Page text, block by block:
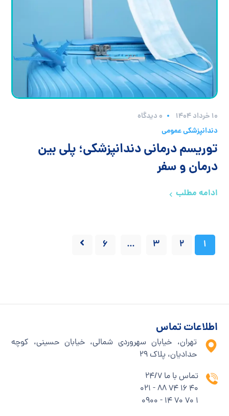
۱۰ خرداد ۱۴۰۴
0 دیدگاه
دندانپزشکی عمومی
توریسم درمانی دندانپزشکی؛ پلی بین
درمان و سفر
ادامه مطلب
1
2
3
…
6
اطلاعات تماس
تهران، خیابان سهروردی شمالی، خیابان حسینی، کوچه
حدادیان، پلاک ۲۹
تماس با ما 24/7
40 16 74 88 - 021
1 70 70 14 - 0900